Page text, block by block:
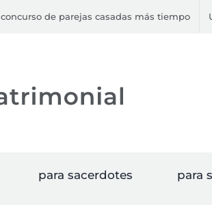
concurso de parejas casadas más tiempo
para sacerdotes para